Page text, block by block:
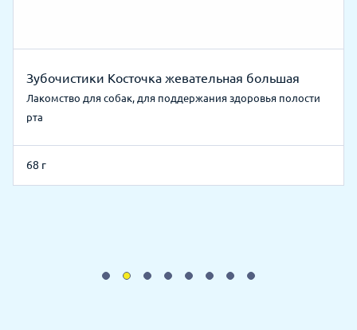
Зубочистики Косточка жевательная большая
Лакомство для собак, для поддержания здоровья полости
рта
68 г